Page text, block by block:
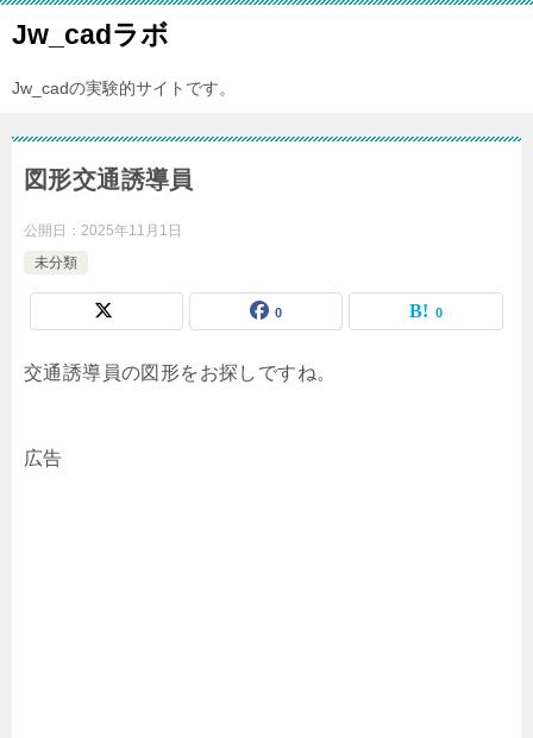
Jw_cadラボ
Jw_cadの実験的サイトです。
図形交通誘導員
公開日： 2025年11月1日
未分類
0 0
交通誘導員の図形をお探しですね。
広告